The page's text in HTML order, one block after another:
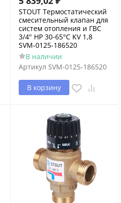
STOUT Термостатический
смесительный клапан для
систем отопления и ГВС
3/4" НР 30-65°С KV 1,8
SVM-0125-186520
В наличии
Артикул SVM-0125-186520
В корзину